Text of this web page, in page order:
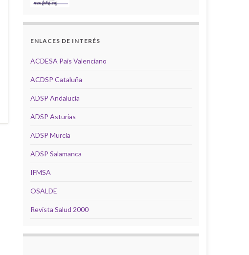
ENLACES DE INTERÉS
ACDESA Pais Valenciano
ACDSP Cataluña
ADSP Andalucía
ADSP Asturias
ADSP Murcia
ADSP Salamanca
IFMSA
OSALDE
Revista Salud 2000